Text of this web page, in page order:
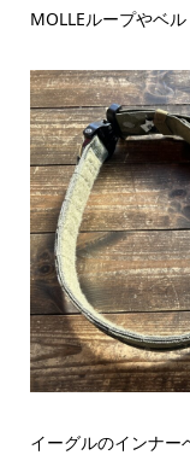
MOLLEループやベ
イーグルのインナー